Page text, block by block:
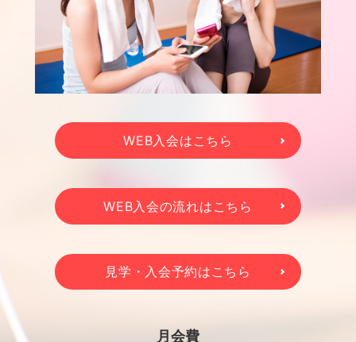
WEB入会はこちら
WEB入会の流れはこちら
見学・入会予約はこちら
月会費